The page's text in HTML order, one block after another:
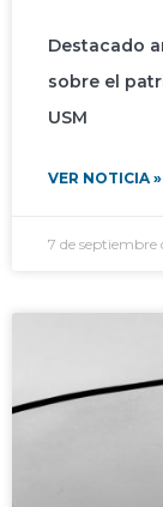
Destacado
sobre el
USM
VER NOTICIA »
7 de septiembre